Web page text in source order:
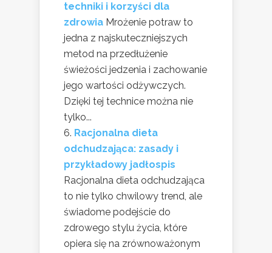
techniki i korzyści dla
zdrowia Mrożenie potraw to
jedna z najskuteczniejszych
metod na przedłużenie
świeżości jedzenia i zachowanie
jego wartości odżywczych.
Dzięki tej technice można nie
tylko...
Racjonalna dieta
odchudzająca: zasady i
przykładowy jadłospis
Racjonalna dieta odchudzająca
to nie tylko chwilowy trend, ale
świadome podejście do
zdrowego stylu życia, które
opiera się na zrównoważonym